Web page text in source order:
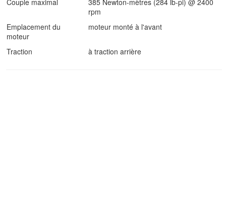
Couple maximal
385 Newton-mètres (284 lb-pi) @ 2400
rpm
Emplacement du
moteur
moteur monté à l'avant
Traction à traction arrière